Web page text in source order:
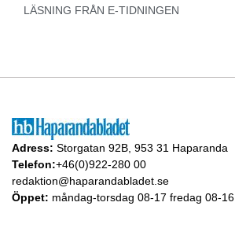
LÄSNING FRÅN E-TIDNINGEN
Adress: Storgatan 92B, 953 31 Haparanda
Telefon:+46(0)922-280 00
redaktion@haparandabladet.se
Öppet: måndag-torsdag 08-17 fredag 08-16